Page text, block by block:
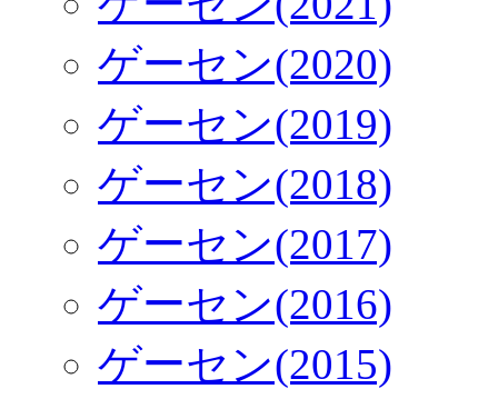
ゲーセン(2020)
ゲーセン(2019)
ゲーセン(2018)
ゲーセン(2017)
ゲーセン(2016)
ゲーセン(2015)